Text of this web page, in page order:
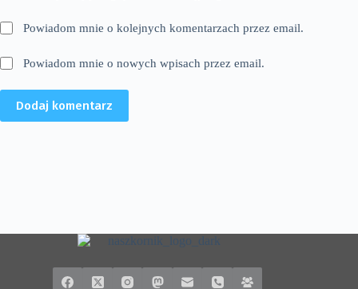
Powiadom mnie o kolejnych komentarzach przez email.
Powiadom mnie o nowych wpisach przez email.
Dodaj komentarz